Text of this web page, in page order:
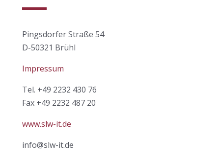
Pingsdorfer Straße 54
D-50321 Brühl
Impressum
Tel. +49 2232 430 76
Fax +49 2232 487 20
www.slw-it.de
info@slw-it.de